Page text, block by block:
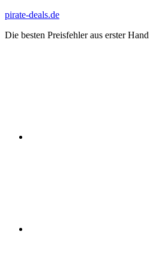
Zum
springen
pirate-deals.de
Die besten Preisfehler aus erster Hand